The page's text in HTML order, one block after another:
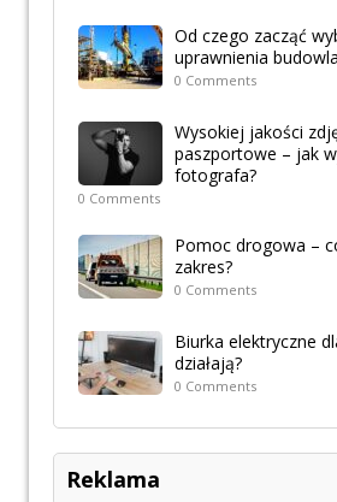
Od czego zacząć
uprawnienia
0 Comments
Wysokiej jakości
paszportowe – jak
fotografa?
0 Comments
Pomoc drogowa –
zakres?
0 Comments
Biurka elektryczne
działają?
0 Comments
Reklama